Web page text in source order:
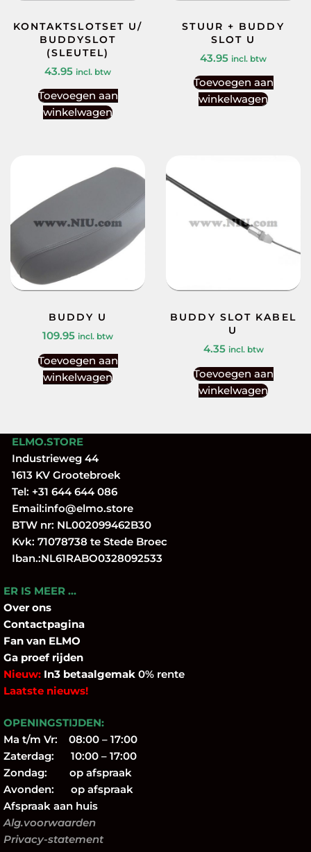
KONTAKTSLOTSET U/
BUDDYSLOT
(SLEUTEL)
43.95 incl. btw
Toevoegen aan
winkelwagen
STUUR + BUDDY
SLOT U
43.95 incl. btw
Toevoegen aan
winkelwagen
BUDDY U
109.95 incl. btw
Toevoegen aan
winkelwagen
BUDDY SLOT KABEL
U
4.35 incl. btw
Toevoegen aan
winkelwagen
ELMO.STORE
Industrieweg 44
1613 KV Grootebroek
Tel: +31 644 644 086
Email:info@elmo.store
BTW nr: NL002099462B30
Kvk: 71078738 te Stede Broec
Iban.:NL61RABO0328092533
ER IS MEER …
Over ons
Contactpagina
Fan van ELMO
Ga proef rijden
Nieuw: In3 betaalgemak 0% rente
Laatste nieuws!
OPENINGSTIJDEN:
Ma t/m Vr: 08:00 – 17:00
Zaterdag: 10:00 – 17:00
Zondag: op afspraak
Avonden: op afspraak
Afspraak aan huis
Alg.voorwaarden
Privacy-statement